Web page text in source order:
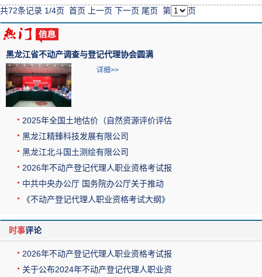
共72条记录 1/4页 首页 上一页 下一页 尾页 第 页
黑龙江省不动产调查与登记代理协会圆满
详细>>
2025年全国土地估价（自然资源评价评估
黑龙江精臻科技发展有限公司
黑龙江北斗国土测绘有限公司
2026年不动产登记代理人职业资格考试报
中共中央办公厅 国务院办公厅关于推动
《不动产登记代理人职业资格考试大纲》
时事评论
2026年不动产登记代理人职业资格考试报
关于公布2024年不动产登记代理人职业资